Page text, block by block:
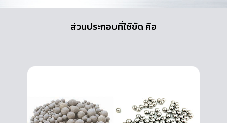
ส่วนประกอบที่ใช้ขัด คือ